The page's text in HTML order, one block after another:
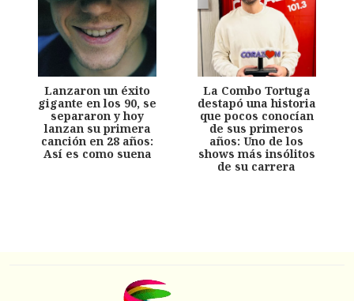
Lanzaron un éxito
gigante en los 90, se
separaron y hoy
lanzan su primera
canción en 28 años:
Así es como suena
La Combo Tortuga
destapó una historia
que pocos conocían
de sus primeros
años: Uno de los
shows más insólitos
de su carrera